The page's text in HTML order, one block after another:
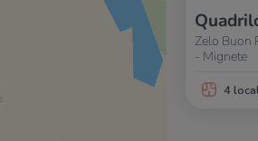
Zelo Buon
- Mignete
4